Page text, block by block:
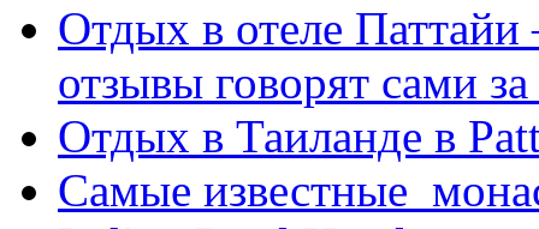
Отдых в отеле
отзывы говорят сами за
Отдых в Таиланде в
Самые известные